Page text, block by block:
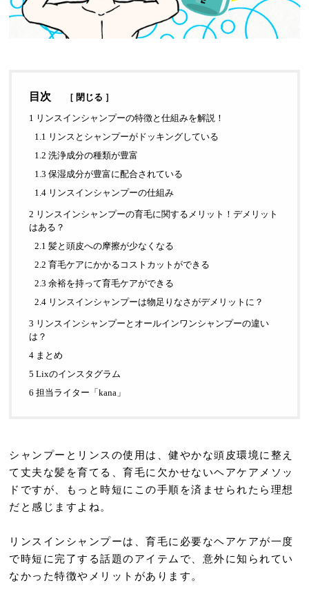
目次 ［ 閉じる ］
1 リンスインシャンプーの特徴と仕組みを解説！
1.1 リンスとシャンプーがドッキングしている
1.2 洗浄成分の種類が豊富
1.3 保湿成分が豊富に配合されている
1.4 リンスインシャンプーの仕組み
2 リンスインシャンプーの育毛に関するメリット！デメリット
はある？
2.1 髪と頭皮への摩擦が少なくなる
2.2 育毛ケアにかかるコストカットができる
2.3 余裕を持って育毛ケアができる
2.4 リンスインシャンプーは物足りなさがデメリットに？
3 リンスインシャンプーとオールインワンシャンプーの違い
は？
4 まとめ
5 Lixのインスタグラム
6 担当ライター「kana」
シャンプーとリンスの使用は、健やかな頭皮環境に整え
て丈夫な髪を育てる、育毛に欠かせないヘアケアメソッ
ドですが、もっと時短にこの手順を済ませられたら理想
だと感じますよね。
リンスインシャンプーは、育毛に必要なヘアケアが一度
で時短に完了する話題のアイテムで、意外に知られてい
なかった特徴やメリットがあります。